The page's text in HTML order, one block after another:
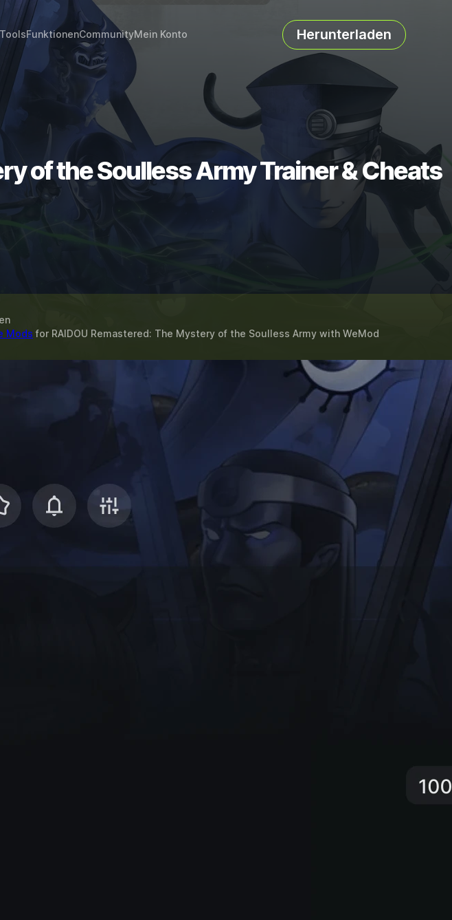
FunktionenCommunityMein Konto Herunterladen
of the Soulless Army Trainer & Cheats
Mods for RAIDOU Remastered: The Mystery of the Soulless Army with WeMod